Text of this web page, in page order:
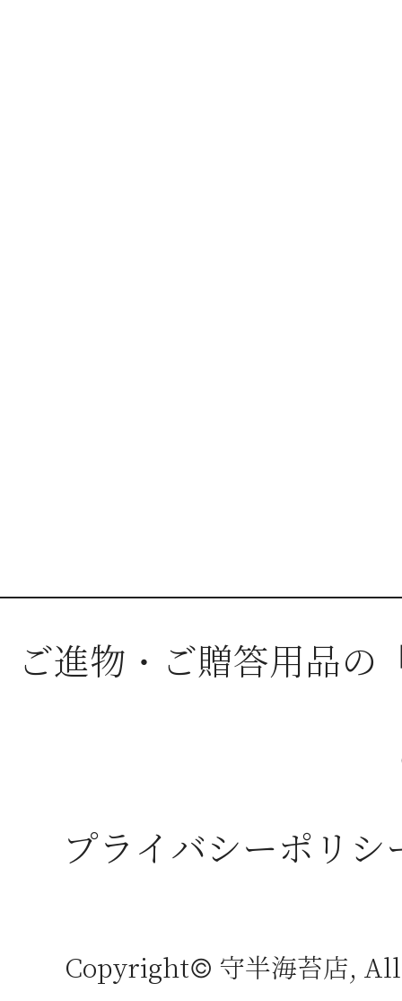
ご進物・ご贈答用品の
プライバシーポリシ
Copyright© 守半海苔店,